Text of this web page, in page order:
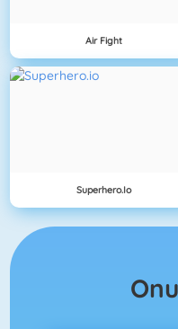
Air Fight
Superhero.io